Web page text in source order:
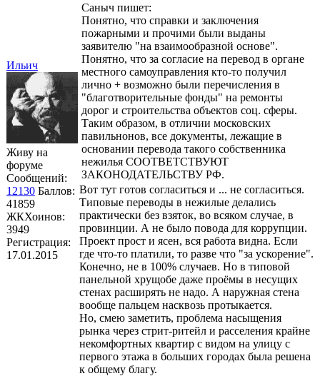
Ильич
Живу на
форуме
Сообщений:
12130 Баллов:
41859
ЖКХоинов:
3949
Регистрация:
17.01.2015
Саныч пишет:
Понятно, что справки и заключения
пожарными и прочими были выданы
заявителю "на взаимообразной основе".
Понятно, что за согласие на перевод в органе
местного самоуправления кто-то получил
лично + возможно были перечисления в
"благотворительные фонды" на ремонты
дорог и строительства объектов соц. сферы.
Таким образом, в отличии московских
павильнонов, все документы, лежащие в
основании перевода такого собственника
нежилья СООТВЕТСТВУЮТ
ЗАКОНОДАТЕЛЬСТВУ РФ.
Вот тут готов согласиться и ... не согласиться.
Типовые переводы в нежилые делались
практически без взяток, во всяком случае, в
провинции. А не было повода для коррупции.
Проект прост и ясен, вся работа видна. Если
где что-то платили, то разве что "за ускорение".
Конечно, не в 100% случаев. Но в типовой
панельной хрущобе даже проёмы в несущих
стенах расширять не надо. А наружная стена
вообще пальцем насквозь протыкается.
Но, смею заметить, проблема насыщения
рынка через стрит-ритейл и расселения крайне
некомфортных квартир с видом на улицу с
первого этажа в больших городах была решена
к общему благу.